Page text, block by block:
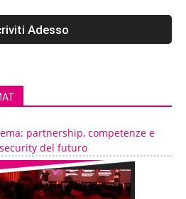
partnership, competenze e
del futuro